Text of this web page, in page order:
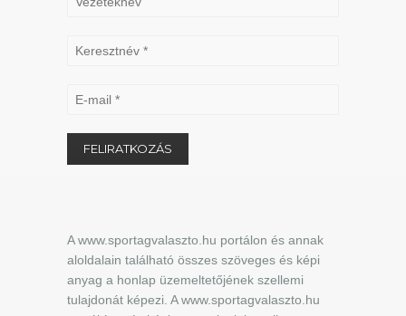
A www.sportagvalaszto.hu portálon és annak
aloldalain található összes szöveges és képi
anyag a honlap üzemeltetőjének szellemi
tulajdonát képezi. A www.sportagvalaszto.hu